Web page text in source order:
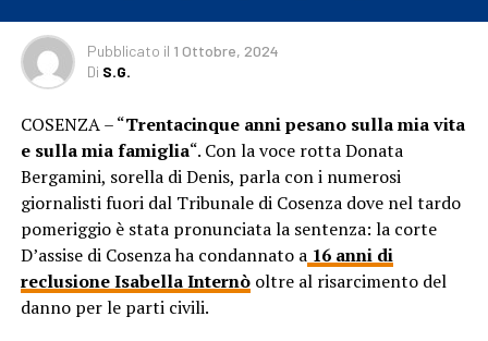
Pubblicato il 1 Ottobre, 2024
Di S.G.
COSENZA – “Trentacinque anni pesano sulla mia vita
e sulla mia famiglia“. Con la voce rotta Donata
Bergamini, sorella di Denis, parla con i numerosi
giornalisti fuori dal Tribunale di Cosenza dove nel tardo
pomeriggio è stata pronunciata la sentenza: la corte
D’assise di Cosenza ha condannato a16 anni di
reclusione Isabella Internòoltre al risarcimento del
danno per le parti civili.